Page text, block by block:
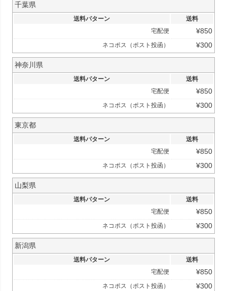
千葉県
送料パターン
送料
宅配便
¥850
ネコポス（ポスト投函） ¥300
神奈川県
送料パターン
送料
宅配便
¥850
ネコポス（ポスト投函） ¥300
東京都
送料パターン
送料
宅配便
¥850
ネコポス（ポスト投函） ¥300
山梨県
送料パターン
送料
宅配便
¥850
ネコポス（ポスト投函） ¥300
新潟県
送料パターン
送料
宅配便
¥850
ネコポス（ポスト投函） ¥300